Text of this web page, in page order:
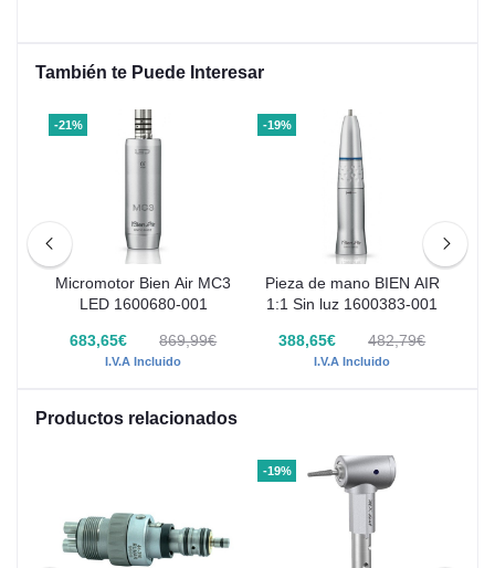
También te Puede Interesar
-21%
Micromotor Bien Air MC3
LED 1600680-001
683,65€ 869,99€
I.V.A Incluido
-19%
Pieza de mano BIEN AIR
1:1 Sin luz 1600383-001
388,65€ 482,79€
I.V.A Incluido
Productos relacionados
-19%